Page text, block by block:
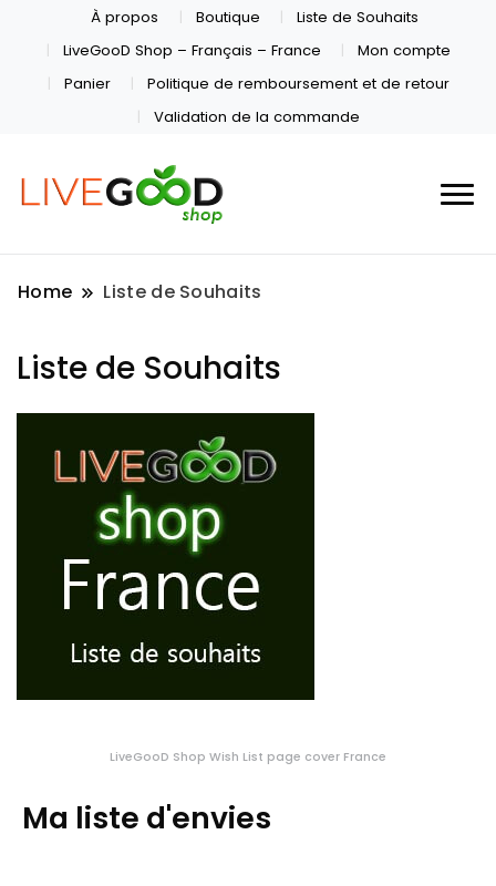
À propos Boutique
Liste de Souhaits
LiveGooD Shop – Français – France
Mon compte
Panier
Politique de remboursement et de retour
Validation de la commande
Home Liste de Souhaits
Liste de Souhaits
LiveGooD Shop Wish List page cover France
Ma liste d'envies